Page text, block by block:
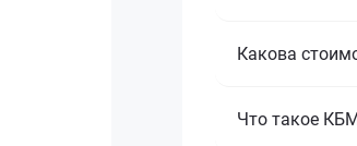
Какова
Что такое